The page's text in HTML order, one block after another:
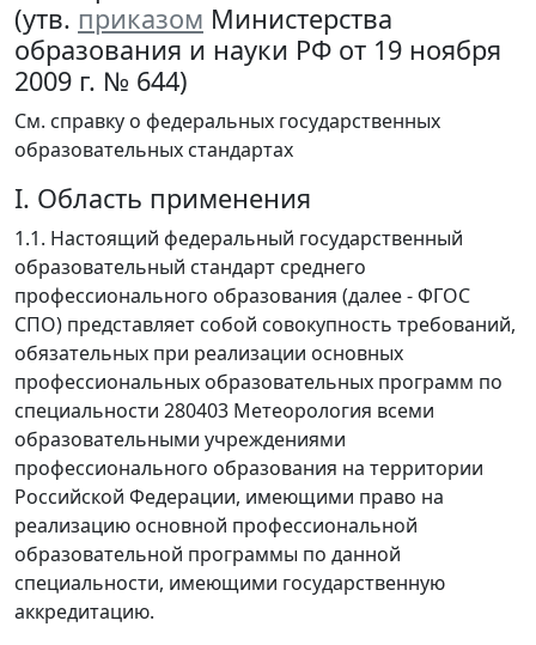
(утв. приказом Министерства
образования и науки РФ от 19 ноября
2009 г. № 644)
См. справку о федеральных государственных
образовательных стандартах
I. Область применения
1.1. Настоящий федеральный государственный
образовательный стандарт среднего
профессионального образования (далее - ФГОС
СПО) представляет собой совокупность требований,
обязательных при реализации основных
профессиональных образовательных программ по
специальности 280403 Метеорология всеми
образовательными учреждениями
профессионального образования на территории
Российской Федерации, имеющими право на
реализацию основной профессиональной
образовательной программы по данной
специальности, имеющими государственную
аккредитацию.